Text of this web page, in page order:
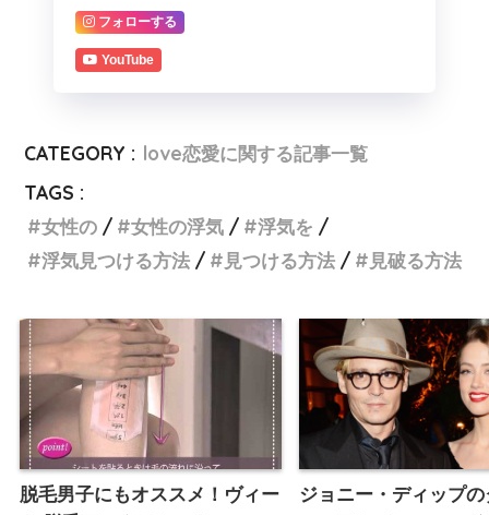
フォローする
YouTube
CATEGORY : love恋愛に関する記事一覧
TAGS :
女性の
女性の浮気
浮気を
浮気見つける方法
見つける方法 見破る方法
脱毛男子にもオススメ！ヴィー
ジョニー・ディップ